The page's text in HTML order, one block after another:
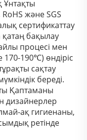
Ұнтақты
және SGS
сертификаттау
қатаң бақылау
процесі мен
170-190℃) өндіріс
сақтау
береді.
Қаптаманы
дизайнерлер
ақ гигиенаны,
ретінде